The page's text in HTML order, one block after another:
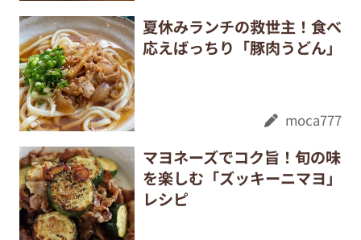
夏休みランチの救世主！食べ
応えばっちり「豚肉うどん」
moca777
マヨネーズでコク旨！旬の味
を楽しむ「ズッキーニマヨ」
レシピ